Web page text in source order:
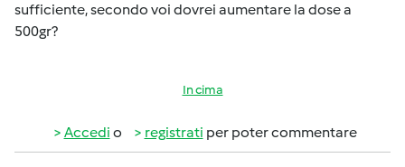
sufficiente, secondo voi dovrei aumentare la dose a
500gr?
In cima
Accedi o registrati per poter commentare